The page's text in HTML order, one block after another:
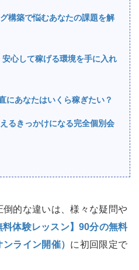
構築で悩むあなたの課題を解
安心して稼げる環境を手に入れ
にあなたはいくら稼ぎたい？
るきっかけになる完全個別会
的な違いは、様々な疑問や
料体験レッスン】90分の無料
ライン開催） に初回限定で